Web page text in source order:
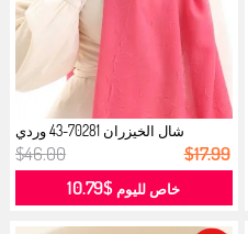
شال الخيزران 70281-43 وردي
سكري...
$46.00 $17.99
خاص لليوم $10.79